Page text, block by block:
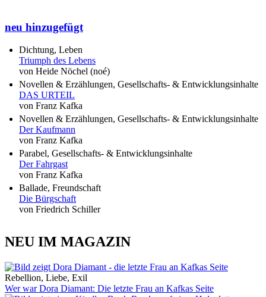
neu hinzugefügt
Dichtung, Leben
Triumph des Lebens
von Heide Nöchel (noé)
Novellen & Erzählungen, Gesellschafts- & Entwicklungsinhalte
DAS URTEIL
von Franz Kafka
Novellen & Erzählungen, Gesellschafts- & Entwicklungsinhalte
Der Kaufmann
von Franz Kafka
Parabel, Gesellschafts- & Entwicklungsinhalte
Der Fahrgast
von Franz Kafka
Ballade, Freundschaft
Die Bürgschaft
von Friedrich Schiller
NEU IM MAGAZIN
Rebellion, Liebe, Exil
Wer war Dora Diamant: Die letzte Frau an Kafkas Seite